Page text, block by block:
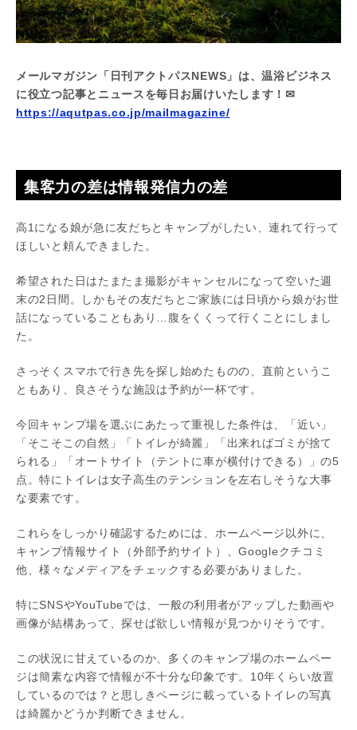
メールマガジン「日刊アクトパスNEWS」は、温浴ビジネス
に役立つ記事とニュースを毎日お届けいたします！✉
https://aqutpas.co.jp/mailmagazine/
集客力の差は情報発信力の差
高1になる娘が急に友だちとキャンプがしたい、連れて行って
ほしいと頼んできました。
希望された日はたまたま撮影がキャンセルになって空いた週
末の2日間。しかもその友だちとご家族には日頃から娘がお世
話になっていることもあり…腹をくくって行くことにしまし
た。
さっそくスマホで行き先を探し始めたものの、直前というこ
ともあり、良さそうな施設は予約が一杯です。
今回キャンプ場を選ぶにあたって重視した条件は、「近い」
「そこそこの自然」「トイレが綺麗」「出来ればゴミが捨て
られる」「オートサイト（テントに車が横付けできる）」の5
点。特にトイレは女子高生のテンションを左右しそうな大事
な要素です。
これらをしっかり確認するためには、ホームページ以外に、
キャンプ情報サイト（外部予約サイト）、Googleクチコミ
他、様々なメディアをチェックする必要がありました。
特にSNSやYouTubeでは、一般の利用者がアップした動画や
画像が結構あって、探せば欲しい情報が見つかりそうです。
この状況に甘えているのか、多くのキャンプ場のホームペー
ジは簡素な内容で情報が不十分な印象です。10年くらい放置
しているのでは？と思しきページに載っているトイレの写真
は綺麗かどうか判断できません。